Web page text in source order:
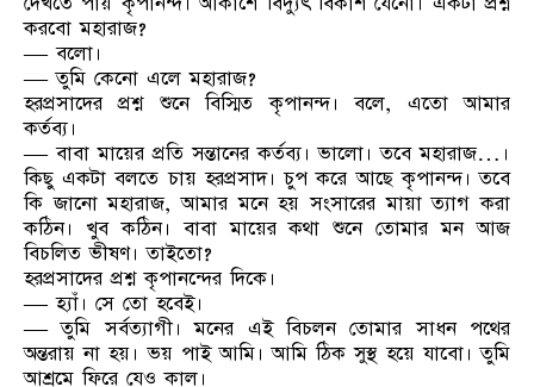
করবো মহারাজ?
— বলো।
— তুমি কেনো এলে মহারাজ?
হরপ্রসাদের প্রশ্ন শুনে বিস্মিত কৃপানন্দ। বলে, এতো আমার
কর্তব্য।
— বাবা মায়ের প্রতি সন্তানের কর্তব্য। ভালো। তবে মহারাজ…।
কিছু একটা বলতে চায় হরপ্রসাদ। চুপ করে আছে কৃপানন্দ। তবে
কি জানো মহারাজ, আমার মনে হয় সংসারের মায়া ত্যাগ করা
কঠিন। খুব কঠিন। বাবা মায়ের কথা শুনে তোমার মন আজ
বিচলিত ভীষণ। তাইতো?
হরপ্রসাদের প্রশ্ন কৃপানন্দের দিকে।
— হ্যাঁ। সে তো হবেই।
— তুমি সর্বত্যাগী। মনের এই বিচলন তোমার সাধন পথের
অন্তরায় না হয়। ভয় পাই আমি। আমি ঠিক সুস্থ হয়ে যাবো। তুমি
আশ্রমে ফিরে যেও কাল।